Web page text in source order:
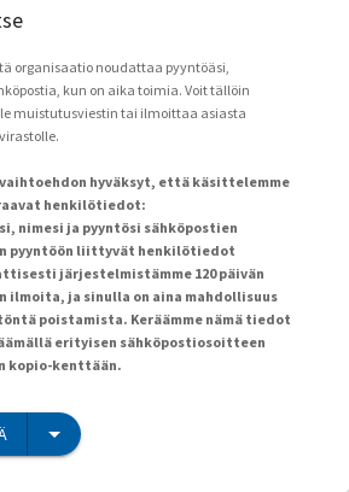
organisaatio noudattaa pyyntöäsi,
kun on aika toimia. Voit tällöin
muistutusviestin tai ilmoittaa asiasta
hyväksyt, että käsittelemme
henkilötiedot:
nimesi ja pyyntösi sähköpostien
pyyntöön liittyvät henkilötiedot
järjestelmistämme 120 päivän
ilmoita, ja sinulla on aina mahdollisuus
poistamista. Keräämme nämä tiedot
erityisen sähköpostiosoitteen
kopio-kenttään.